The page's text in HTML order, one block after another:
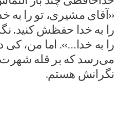
«آقای مشیری، تو را به
را به خدا حفظش کنید.
را به خدا…». اما من، کی
می‌رسد که بر قله
نگرانش هستم.